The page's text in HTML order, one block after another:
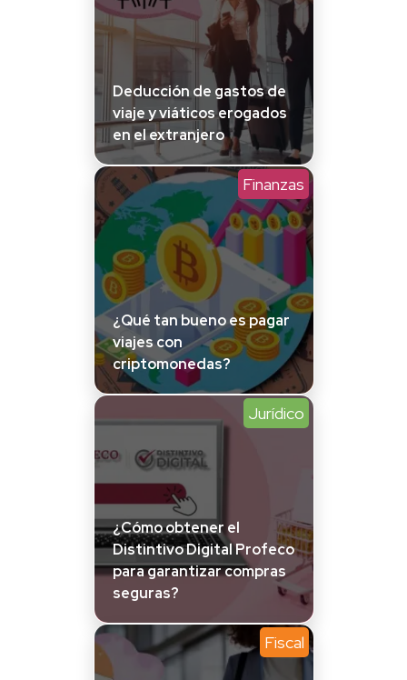
Deducción de gastos de
viaje y viáticos erogados
en el extranjero
Finanzas
¿Qué tan bueno es pagar
viajes con
criptomonedas?
Jurídico
¿Cómo obtener el
Distintivo Digital Profeco
para garantizar compras
seguras?
Fiscal